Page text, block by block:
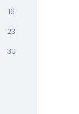
16
23
30